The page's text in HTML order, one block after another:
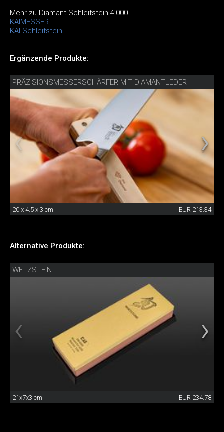
Mehr zu Diamant-Schleifstein 4’000
KAIMESSER
KAI Schleifstein
Ergänzende Produkte:
PRÄZISIONSMESSERSCHÄRFER MIT DIAMANTLEDER
20 x 4.5 x 3 cm EUR 213.34
Alternative Produkte:
WETZSTEIN
21x7x3 cm EUR 234.78